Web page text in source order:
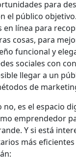
para
el público
en línea para
cosas, para
funcional y
sociales con
llegar a un
de
no, es el espacio
emprendedor
Y si está
más